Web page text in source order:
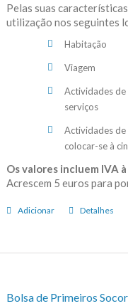
Pelas suas
utilização nos seguintes
Habitação
Viagem
Actividades de
serviços
Actividades
colocar-se à
Os valores incluem IVA
Acrescem 5 euros para
Adicionar Detalhes
Bolsa de Primeiros